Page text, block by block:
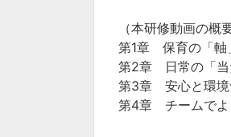
（本研修動画の概要
第1章 保育の「軸
第2章 日常の「当
第3章 安心と環境
第4章 チームでよ